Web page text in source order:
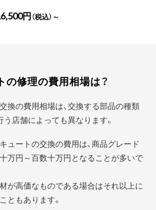
円（税込）～
の修理の費用相場は？
換の費用相場は、交換する部品の種類
う店舗によっても異なります。
ュートの交換の費用は、商品グレード
万円～百数十万円となることが多いで
が高価なものである場合はそれ以上に
ともあります。